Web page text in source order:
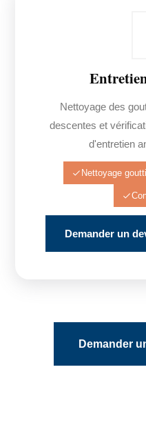
Nettoyage des
descentes et
d'entretien
Nettoyage
Demander un
Demander